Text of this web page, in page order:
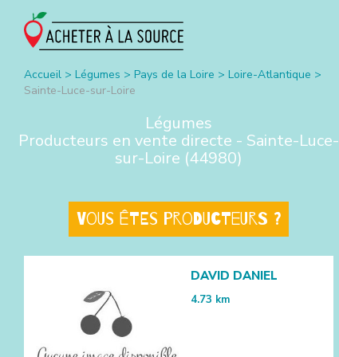
Accueil > Légumes > Pays de la Loire > Loire-Atlantique >
Sainte-Luce-sur-Loire
Légumes
Producteurs en vente directe - Sainte-Luce-
sur-Loire (44980)
Vous êtes producteurs ?
DAVID DANIEL
4.73 km